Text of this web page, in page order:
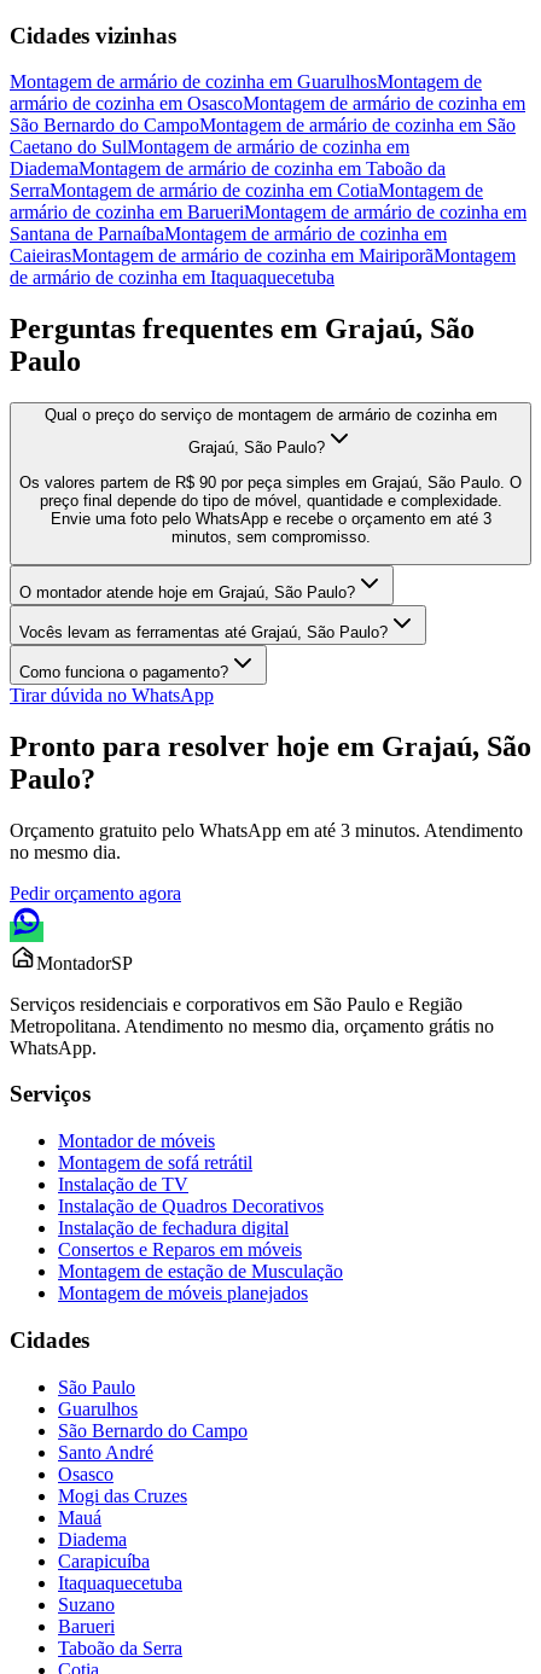
Cidades vizinhas
Montagem de armário de cozinha em GuarulhosMontagem de
armário de cozinha em OsascoMontagem de armário de cozinha em
São Bernardo do CampoMontagem de armário de cozinha em São
Caetano do SulMontagem de armário de cozinha em
DiademaMontagem de armário de cozinha em Taboão da
SerraMontagem de armário de cozinha em CotiaMontagem de
armário de cozinha em BarueriMontagem de armário de cozinha em
Santana de ParnaíbaMontagem de armário de cozinha em
CaieirasMontagem de armário de cozinha em MairiporãMontagem
de armário de cozinha em Itaquaquecetuba
Perguntas frequentes em Grajaú, São
Paulo
Qual o preço do serviço de montagem de armário de cozinha em
Grajaú, São Paulo?
Os valores partem de R$ 90 por peça simples em Grajaú, São Paulo. O
preço final depende do tipo de móvel, quantidade e complexidade.
Envie uma foto pelo WhatsApp e recebe o orçamento em até 3
minutos, sem compromisso.
O montador atende hoje em Grajaú, São Paulo?
Vocês levam as ferramentas até Grajaú, São Paulo?
Como funciona o pagamento?
Tirar dúvida no WhatsApp
Pronto para resolver hoje em Grajaú, São
Paulo?
Orçamento gratuito pelo WhatsApp em até 3 minutos. Atendimento
no mesmo dia.
Pedir orçamento agora
MontadorSP
Serviços residenciais e corporativos em São Paulo e Região
Metropolitana. Atendimento no mesmo dia, orçamento grátis no
WhatsApp.
Serviços
Montador de móveis
Montagem de sofá retrátil
Instalação de TV
Instalação de Quadros Decorativos
Instalação de fechadura digital
Consertos e Reparos em móveis
Montagem de estação de Musculação
Montagem de móveis planejados
Cidades
São Paulo
Guarulhos
São Bernardo do Campo
Santo André
Osasco
Mogi das Cruzes
Mauá
Diadema
Carapicuíba
Itaquaquecetuba
Suzano
Barueri
Taboão da Serra
Cotia